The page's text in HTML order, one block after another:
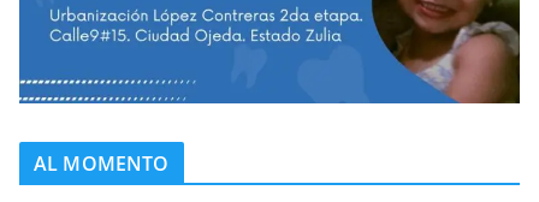
AL MOMENTO